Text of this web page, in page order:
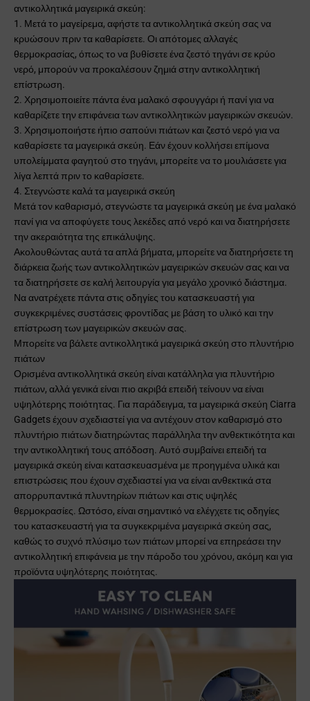
αντικολλητικά μαγειρικά σκεύη:
1. Μετά το μαγείρεμα, αφήστε τα αντικολλητικά σκεύη σας να
κρυώσουν πριν τα καθαρίσετε. Οι απότομες αλλαγές
θερμοκρασίας, όπως το να βυθίσετε ένα ζεστό τηγάνι σε κρύο
νερό, μπορούν να προκαλέσουν ζημιά στην αντικολλητική
επίστρωση.
2. Χρησιμοποιείτε πάντα ένα μαλακό σφουγγάρι ή πανί για να
καθαρίζετε την επιφάνεια των αντικολλητικών μαγειρικών σκευών.
3. Χρησιμοποιήστε ήπιο σαπούνι πιάτων και ζεστό νερό για να
καθαρίσετε τα μαγειρικά σκεύη. Εάν έχουν κολλήσει επίμονα
υπολείμματα φαγητού στο τηγάνι, μπορείτε να το μουλιάσετε για
λίγα λεπτά πριν το καθαρίσετε.
4. Στεγνώστε καλά τα μαγειρικά σκεύη
Μετά τον καθαρισμό, στεγνώστε τα μαγειρικά σκεύη με ένα μαλακό
πανί για να αποφύγετε τους λεκέδες από νερό και να διατηρήσετε
την ακεραιότητα της επικάλυψης.
Ακολουθώντας αυτά τα απλά βήματα, μπορείτε να διατηρήσετε τη
διάρκεια ζωής των αντικολλητικών μαγειρικών σκευών σας και να
τα διατηρήσετε σε καλή λειτουργία για μεγάλο χρονικό διάστημα.
Να ανατρέχετε πάντα στις οδηγίες του κατασκευαστή για
συγκεκριμένες συστάσεις φροντίδας με βάση το υλικό και την
επίστρωση των μαγειρικών σκευών σας.
Μπορείτε να βάλετε αντικολλητικά μαγειρικά σκεύη στο πλυντήριο
πιάτων
Ορισμένα αντικολλητικά σκεύη είναι κατάλληλα για πλυντήριο
πιάτων, αλλά γενικά είναι πιο ακριβά επειδή τείνουν να είναι
υψηλότερης ποιότητας. Για παράδειγμα, τα μαγειρικά σκεύη Ciarra
Gadgets έχουν σχεδιαστεί για να αντέχουν στον καθαρισμό στο
πλυντήριο πιάτων διατηρώντας παράλληλα την ανθεκτικότητα και
την αντικολλητική τους απόδοση. Αυτό συμβαίνει επειδή τα
μαγειρικά σκεύη είναι κατασκευασμένα με προηγμένα υλικά και
επιστρώσεις που έχουν σχεδιαστεί για να είναι ανθεκτικά στα
απορρυπαντικά πλυντηρίων πιάτων και στις υψηλές
θερμοκρασίες. Ωστόσο, είναι σημαντικό να ελέγχετε τις οδηγίες
του κατασκευαστή για τα συγκεκριμένα μαγειρικά σκεύη σας,
καθώς το συχνό πλύσιμο των πιάτων μπορεί να επηρεάσει την
αντικολλητική επιφάνεια με την πάροδο του χρόνου, ακόμη και για
προϊόντα υψηλότερης ποιότητας.